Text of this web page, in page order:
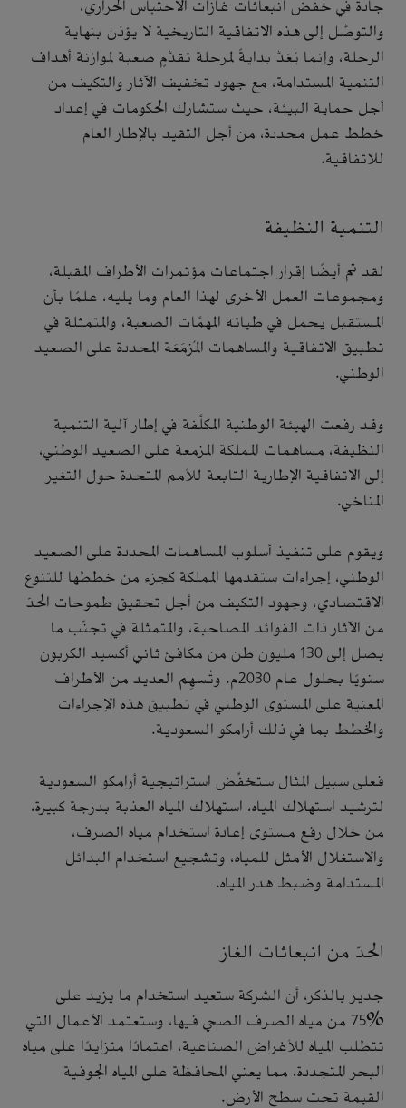
جادة في خفض انبعاثات غازات الاحتباس الحراري،
والتوصُّل إلى هذه الاتفاقية التاريخية لا يؤذن بنهاية
الرحلة، وإنما يُعَدُّ بدايةً لمرحلة تقدُّمٍ صعبة لموازنة أهداف
التنمية المستدامة، مع جهود تخفيف الآثار والتكيف من
أجل حماية البيئة، حيث ستشارك الحكومات في إعداد
خطط عمل محددة، من أجل التقيد بالإطار العام
للاتفاقية.
التنمية النظيفة
لقد تم أيضًا إقرار اجتماعات مؤتمرات الأطراف المقبلة،
ومجموعات العمل الأخرى لهذا العام وما يليه، علمًا بأن
المستقبل يحمل في طياته المهمَّات الصعبة، والمتمثلة في
تطبيق الاتفاقية والمساهمات المُزمَعَة المحددة على الصعيد
الوطني.
وقد رفعت الهيئة الوطنية المكلَّفة في إطار آلية التنمية
النظيفة، مساهمات المملكة المزمعة على الصعيد الوطني،
إلى الاتفاقية الإطارية التابعة للأمم المتحدة حول التغير
المناخي.
ويقوم على تنفيذ أسلوب المساهمات المحددة على الصعيد
الوطني، إجراءات ستقدمها المملكة كجزء من خططها للتنوع
الاقتصادي، وجهود التكيف من أجل تحقيق طموحات الحدّ
من الآثار ذات الفوائد المصاحبة، والمتمثلة في تجنّب ما
يصل إلى 130 مليون طن من مكافئ ثاني أكسيد الكربون
سنويًا بحلول عام 2030م. وتُسهِم العديد من الأطراف
المعنية على المستوى الوطني في تطبيق هذه الإجراءات
والخطط بما في ذلك أرامكو السعودية.
فعلى سبيل المثال ستخفِّض استراتيجية أرامكو السعودية
لترشيد استهلاك المياه، استهلاك المياه العذبة بدرجة كبيرة،
من خلال رفع مستوى إعادة استخدام مياه الصرف،
والاستغلال الأمثل للمياه، وتشجيع استخدام البدائل
المستدامة وضبط هدر المياه.
الحدّ من انبعاثات الغاز
جدير بالذكر، أن الشركة ستعيد استخدام ما يزيد على
%75 من مياه الصرف الصحي فيها، وستعتمد الأعمال التي
تتطلب المياه للأغراض الصناعية، اعتمادًا متزايدًا على مياه
البحر المتجددة، مما يعني المحافظة على المياه الجوفية
القيمة تحت سطح الأرض.